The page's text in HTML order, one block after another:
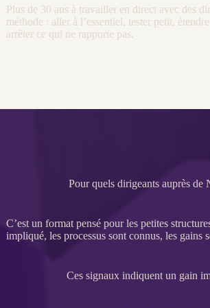
Plus de 30 ans à travailler en direct avec des
méthode : aller à l’essentiel, tester petit,
arrêter ce qui ne rapporte pas.
Pour quels dirigeants auprès de
C’est un format pensé pour les petites
impliqué, les processussont connus, les gains
Ces signaux indiquent un gain